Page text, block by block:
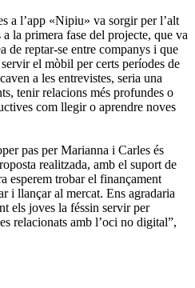
a l’app «Nipiu» va sorgir per l’alt
la primera fase del projecte, que va
de reptar-se entre companys i que
el mòbil per certs períodes de
a les entrevistes, seria una
tenir relacions més profundes o
com llegir o aprendre noves
pas per Marianna i Carles és
realitzada, amb el suport de
esperem trobar el finançament
i llançar al mercat. Ens agradaria
els joves la féssin servir per
relacionats amb l’oci no digital”,